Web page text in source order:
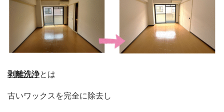
剥離洗浄とは
古いワックスを完全に除去し